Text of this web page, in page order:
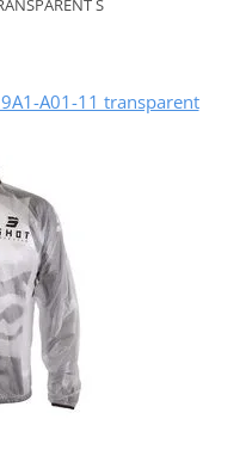
S
A01-11 transparent